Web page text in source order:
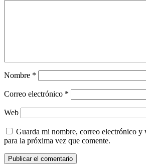
Nombre *
Correo electrónico *
Web
Guarda mi nombre, correo electrónico y
para la próxima vez que comente.